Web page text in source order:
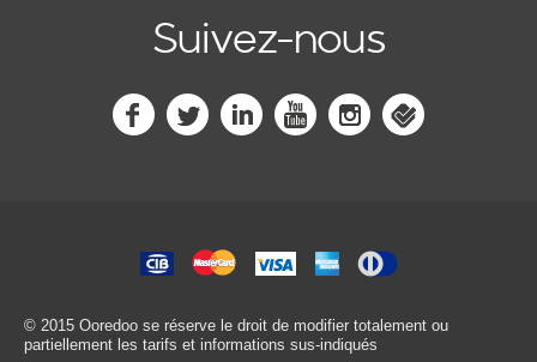
Suivez-nous
© 2015 Ooredoo se réserve le droit de modifier totalement ou
partiellement les tarifs et informations sus-indiqués